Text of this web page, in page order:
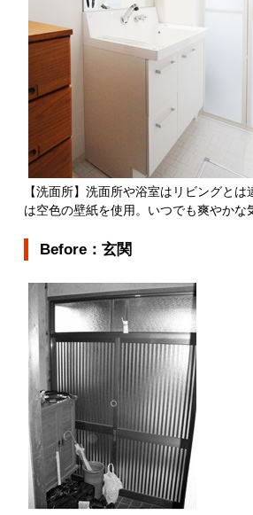
【洗面所】洗面所や浴室はリビングと
は空色の壁紙を使用。いつでも爽やかな
Before：玄関